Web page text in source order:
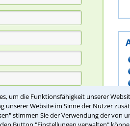
um die Funktionsfähigkeit unserer
unserer Website im Sinne der Nutzer
stimmen Sie der Verwendung der von